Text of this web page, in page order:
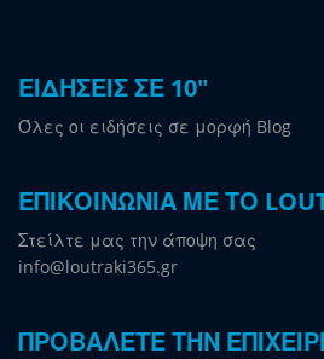
ΕΙΔΗΣΕΙΣ ΣΕ 10"
Όλες οι ειδήσεις σε μορφή Blog
ΕΠΙΚΟΙΝΩΝΙΑ ΜΕ ΤΟ
Στείλτε μας την άποψη σας
info@loutraki365.gr
ΠΡΟΒΑΛΕΤΕ ΤΗΝ